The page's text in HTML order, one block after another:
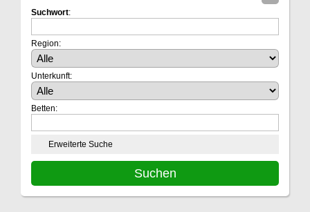
Suchwort:
Region:
Unterkunft:
Betten:
Erweiterte Suche